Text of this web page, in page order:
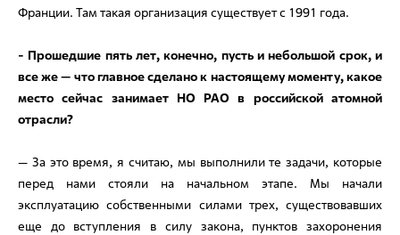
Франции. Там такая организация существует с 1991 года.
- Прошедшие пять лет, конечно, пусть и небольшой срок, и
все же — что главное сделано к настоящему моменту, какое
место сейчас занимает НО РАО в российской атомной
отрасли?
— За это время, я считаю, мы выполнили те задачи, которые
перед нами стояли на начальном этапе. Мы начали
эксплуатацию собственными силами трех, существовавших
еще до вступления в силу закона, пунктов захоронения